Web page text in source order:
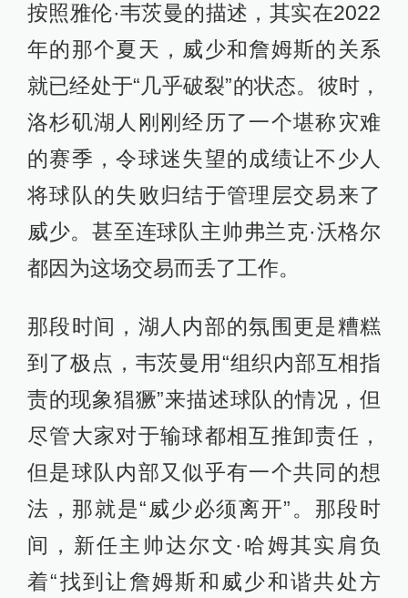
按照雅伦·韦茨曼的描述，其实在2022
年的那个夏天，威少和詹姆斯的关系
就已经处于“几乎破裂”的状态。彼时，
洛杉矶湖人刚刚经历了一个堪称灾难
的赛季，令球迷失望的成绩让不少人
将球队的失败归结于管理层交易来了
威少。甚至连球队主帅弗兰克·沃格尔
都因为这场交易而丢了工作。
那段时间，湖人内部的氛围更是糟糕
到了极点，韦茨曼用“组织内部互相指
责的现象猖獗”来描述球队的情况，但
尽管大家对于输球都相互推卸责任，
但是球队内部又似乎有一个共同的想
法，那就是“威少必须离开”。那段时
间，新任主帅达尔文·哈姆其实肩负
着“找到让詹姆斯和威少和谐共处方